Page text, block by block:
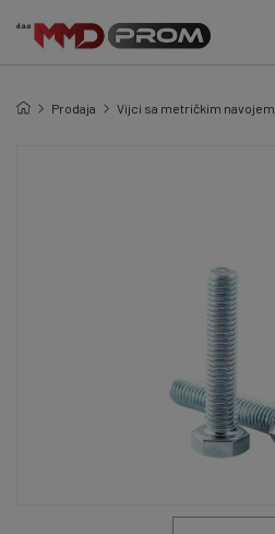
Prodaja Vijci sa metričkim navojem